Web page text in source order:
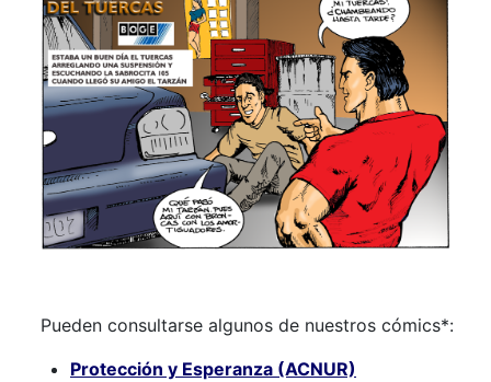
Pueden consultarse algunos de nuestros cómics*:
Protección y Esperanza (ACNUR)